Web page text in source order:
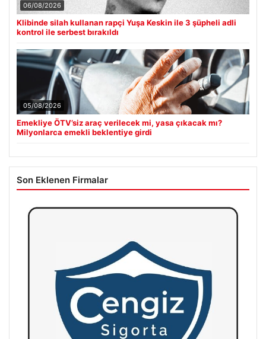
06/08/2026
Klibinde silah kullanan rapçi Yuşa Keskin ile 3 şüpheli adli
kontrol ile serbest bırakıldı
05/08/2026
Emekliye ÖTV’siz araç verilecek mi, yasa çıkacak mı?
Milyonlarca emekli beklentiye girdi
Son Eklenen Firmalar